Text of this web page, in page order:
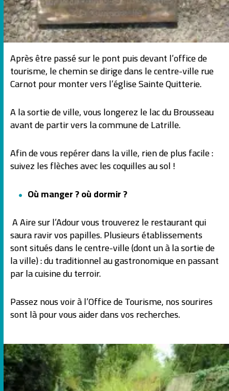
Après être passé sur le pont puis devant l’office de
tourisme, le chemin se dirige dans le centre-ville rue
Carnot pour monter vers l’église Sainte Quitterie.
A la sortie de ville, vous longerez le lac du Brousseau
avant de partir vers la commune de Latrille.
Afin de vous repérer dans la ville, rien de plus facile :
suivez les flèches avec les coquilles au sol !
Où manger ? où dormir ?
A Aire sur l’Adour vous trouverez le restaurant qui
saura ravir vos papilles. Plusieurs établissements
sont situés dans le centre-ville (dont un à la sortie de
la ville) : du traditionnel au gastronomique en passant
par la cuisine du terroir.
Passez nous voir à l’Office de Tourisme, nos sourires
sont là pour vous aider dans vos recherches.